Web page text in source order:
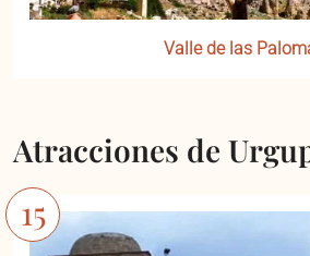
Valle de las
Atracciones de